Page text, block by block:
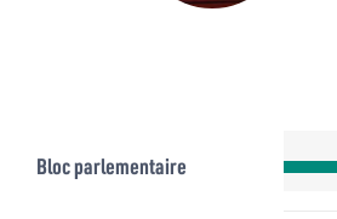
Bloc parlementaire